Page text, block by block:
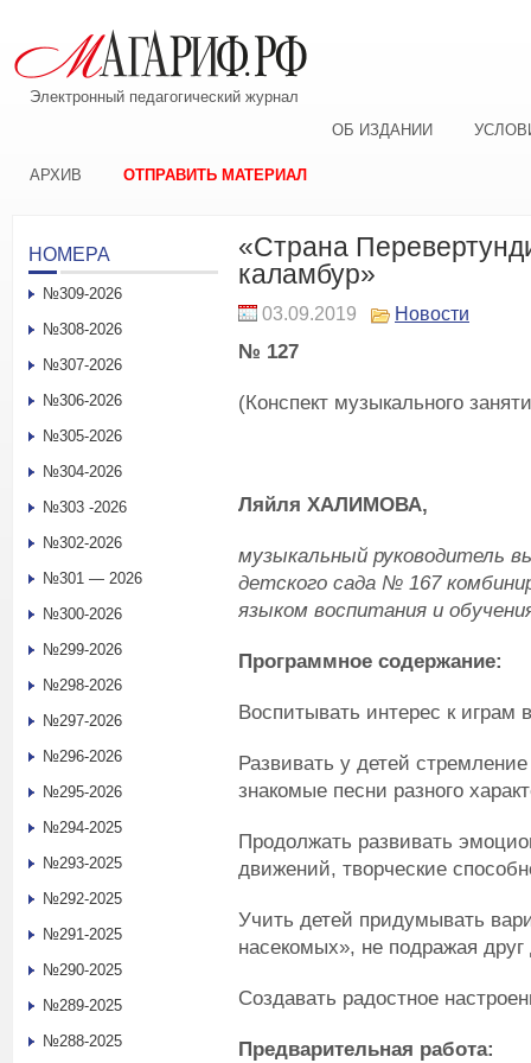
Электронный педагогический журнал
ОБ ИЗДАНИИ
АРХИВ ОТПРАВИТЬ МАТЕРИАЛ
«Страна
каламбур»
03.09.2019 Новости
№ 127
(Конспект музыкального
Ляйля ХАЛИМОВА,
музыкальный руководитель
детского сада № 167
языком воспитания и
Программное содержание:
Воспитывать интерес к играм
Развивать у детей
знакомые песни разного
Продолжать развивать
движений, творческие
Учить детей придумывать
насекомых», не подражая друг
Создавать радостное
Предварительная работа:
НОМЕРА
№309-2026
№308-2026
№307-2026
№306-2026
№305-2026
№304-2026
№303 -2026
№302-2026
№301 — 2026
№300-2026
№299-2026
№298-2026
№297-2026
№296-2026
№295-2026
№294-2025
№293-2025
№292-2025
№291-2025
№290-2025
№289-2025
№288-2025